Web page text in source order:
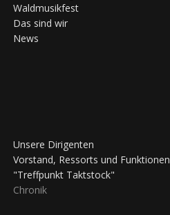
Waldmusikfest
Das sind wir
News
Unsere Dirigenten
Vorstand, Ressorts und Funktionen
"Treffpunkt Taktstock"
Chronik